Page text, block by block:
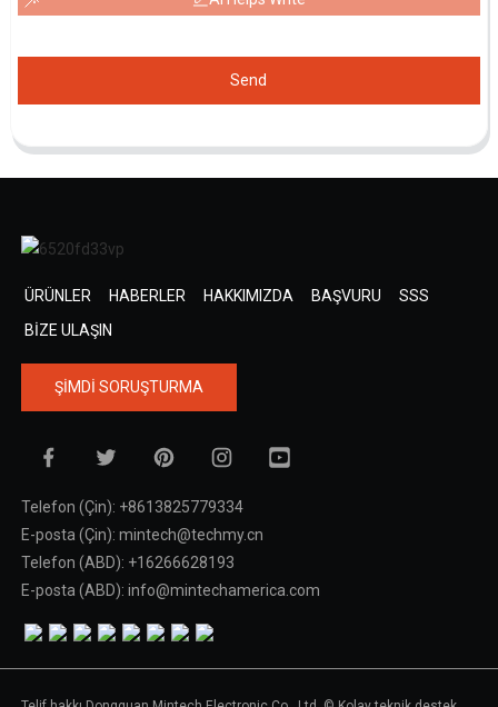
Send
ÜRÜNLER HABERLER HAKKIMIZDA BAŞVURU
SSS
BIZE ULAŞIN
ŞIMDI SORUŞTURMA
Telefon (Çin): +8613825779334
E-posta (Çin): mintech@techmy.cn
Telefon (ABD): +16266628193
E-posta (ABD): info@mintechamerica.com